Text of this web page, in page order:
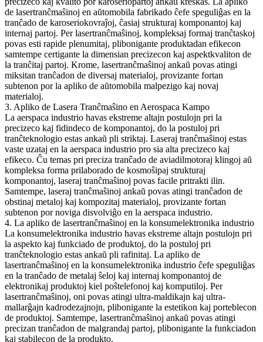
de lasertranĉmaŝinoj en aŭtomobila fabrikado ĉefe speguliĝas en la
tranĉado de karoseriokovraĵoj, ĉasiaj strukturaj komponantoj kaj
internaj partoj. Per lasertranĉmaŝinoj, kompleksaj formaj tranĉtaskoj
povas esti rapide plenumitaj, plibonigante produktadan efikecon
samtempe certigante la dimensian precizecon kaj aspektkvaliton de
la tranĉitaj partoj. Krome, lasertranĉmaŝinoj ankaŭ povas atingi
miksitan tranĉadon de diversaj materialoj, provizante fortan
subtenon por la apliko de aŭtomobila malpezigo kaj novaj
materialoj.
3. Apliko de Lasera Tranĉmaŝino en Aerospaca Kampo
La aerspaca industrio havas ekstreme altajn postulojn pri la
precizeco kaj fidindeco de komponantoj, do la postuloj pri
tranĉteknologio estas ankaŭ pli striktaj. Laseraj tranĉmaŝinoj estas
vaste uzataj en la aerspaca industrio pro sia alta precizeco kaj
efikeco. Ĉu temas pri preciza tranĉado de aviadilmotoraj klingoj aŭ
kompleksa forma prilaborado de kosmoŝipaj strukturaj
komponantoj, laseraj tranĉmaŝinoj povas facile pritrakti ilin.
Samtempe, laseraj tranĉmaŝinoj ankaŭ povas atingi tranĉadon de
obstinaj metaloj kaj kompozitaj materialoj, provizante fortan
subtenon por noviga disvolviĝo en la aerspaca industrio.
4. La apliko de lasertranĉmaŝinoj en la konsumelektronika industrio
La konsumelektronika industrio havas ekstreme altajn postulojn pri
la aspekto kaj funkciado de produktoj, do la postuloj pri
tranĉteknologio estas ankaŭ pli rafinitaj. La apliko de
lasertranĉmaŝinoj en la konsumelektronika industrio ĉefe speguliĝas
en la tranĉado de metalaj ŝeloj kaj internaj komponantoj de
elektronikaj produktoj kiel poŝtelefonoj kaj komputiloj. Per
lasertranĉmaŝinoj, oni povas atingi ultra-maldikajn kaj ultra-
mallarĝajn kadrodezajnojn, plibonigante la estetikon kaj porteblecon
de produktoj. Samtempe, lasertranĉmaŝinoj ankaŭ povas atingi
precizan tranĉadon de malgrandaj partoj, plibonigante la funkciadon
kaj stabilecon de la produkto.